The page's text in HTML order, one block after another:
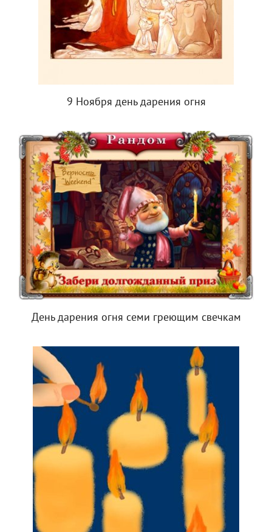
9 Ноября день дарения огня
День дарения огня семи греющим свечкам